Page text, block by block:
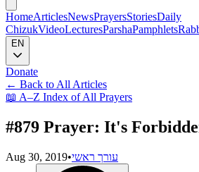
HomeArticlesNewsPrayersStoriesDaily
ChizukVideoLecturesParshaPamphlets
EN
Donate
← Back to All Articles
📖 A–Z Index of All Prayers
#879 Prayer: It's
Aug 30, 2019•עורך ראשי